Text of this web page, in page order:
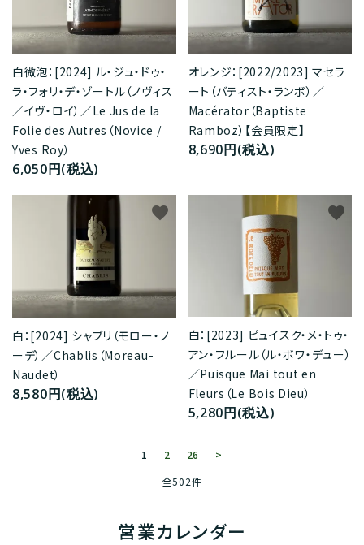
白微泡：[2024] ル・ジュ・ドゥ・
ラ・フォリ・デ・ゾートル（ノヴィス
／イヴ・ロイ）／Le Jus de la
Folie des Autres（Novice /
Yves Roy）
6,050円(税込)
オレンジ：[2022/2023] マセラ
ート（バティスト・ランボ）／
Macérator（Baptiste
Ramboz）【会員限定】
8,690円(税込)
白：[2024] シャブリ（モロー・ノ
ーデ）／Chablis（Moreau-
Naudet）
8,580円(税込)
favorite
白：[2023] ピュイスク・メ・トゥ・
アン・フルール（ル・ボワ・デュー）
／Puisque Mai tout en
Fleurs（Le Bois Dieu）
5,280円(税込)
favorite
1 2 26
>
全502件
営業カレンダー